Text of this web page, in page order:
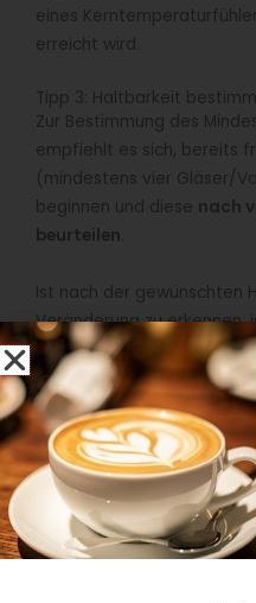
eines
erreicht wird.
Tipp 3: Haltbarkeit
Zur Bestimmung des
empfiehlt es sich, bereits
(mindestens vier Gläser/
beginnen und diese nach
beurteilen
Ist nach der gewünschten
Veränderung zu
Rahmen einer
Handelslabor für
entwickelten Lebensmittel
ab 30 Euro). So kann
guten Hinweis auf die
Tipp 4: Passende
Als Verpackung eignen